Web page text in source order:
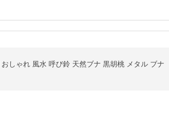
おしゃれ 風水 呼び鈴 天然ブナ 黒胡桃 メタル ブ